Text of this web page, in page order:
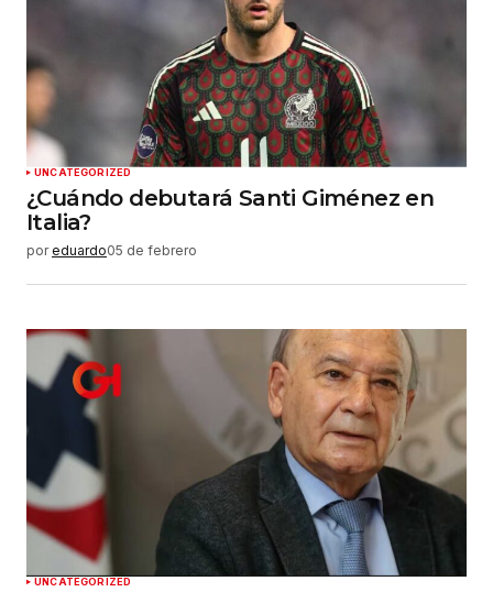
UNCATEGORIZED
¿Cuándo debutará Santi Giménez en
Italia?
por eduardo05 de febrero
UNCATEGORIZED